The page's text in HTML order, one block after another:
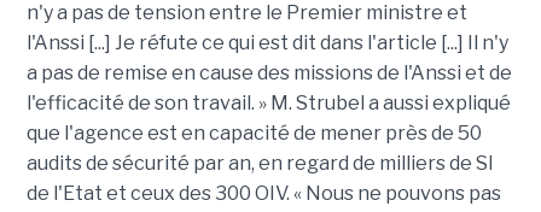
n'y a pas de tension entre le Premier ministre et
l'Anssi [...] Je réfute ce qui est dit dans l'article [...] Il n'y
a pas de remise en cause des missions de l'Anssi et de
l'efficacité de son travail. » M. Strubel a aussi expliqué
que l'agence est en capacité de mener près de 50
audits de sécurité par an, en regard de milliers de SI
de l'Etat et ceux des 300 OIV. « Nous ne pouvons pas